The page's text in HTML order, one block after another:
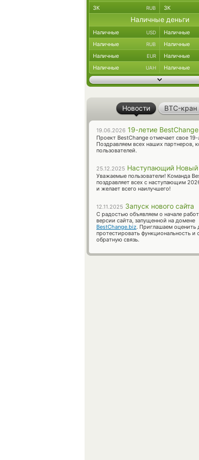
ЗК RUB ЗК
Наличные деньги
Наличные USD Наличные
Наличные RUB Наличные
Наличные EUR Наличные
Наличные UAH Наличные
Новости BTC-кран
19.06.2026 19-летие BestChange
Проект BestChange отмечает свое 19-
Поздравляем всех наших партнеров,
пользователей.
25.12.2025 Наступающий Новый
Уважаемые пользователи! Команда
поздравляет всех с наступающим
и желает всего наилучшего!
12.11.2025 Запуск нового сайта
С радостью объявляем о начале
версии сайта, запущенной на домене
BestChange.biz. Приглашаем оценить
протестировать функциональность и
обратную связь.